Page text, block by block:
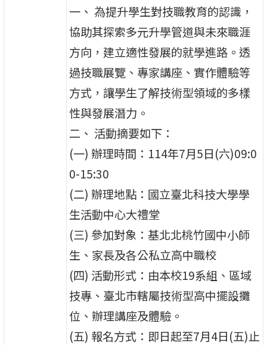
一、 為提升學生對技職教育的認識，
協助其探索多元升學管道與未來職涯
方向，建立適性發展的就學進路。透
過技職展覽、專家講座、實作體驗等
方式，讓學生了解技術型領域的多樣
性與發展潛力。
二、 活動摘要如下：
(一) 辦理時間：114年7月5日(六)09:0
0-15:30
(二) 辦理地點：國立臺北科技大學學
生活動中心大禮堂
(三) 參加對象：基北北桃竹國中小師
生、家長及各公私立高中職校
(四) 活動形式：由本校19系組、區域
技專、臺北市轄屬技術型高中擺設攤
位、辦理講座及體驗。
(五) 報名方式：即日起至7月4日(五)止